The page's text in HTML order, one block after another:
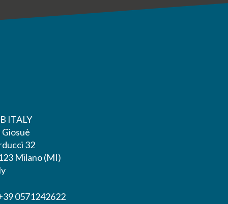
ITALY
Giosuè
32
Milano (MI)
0571242622